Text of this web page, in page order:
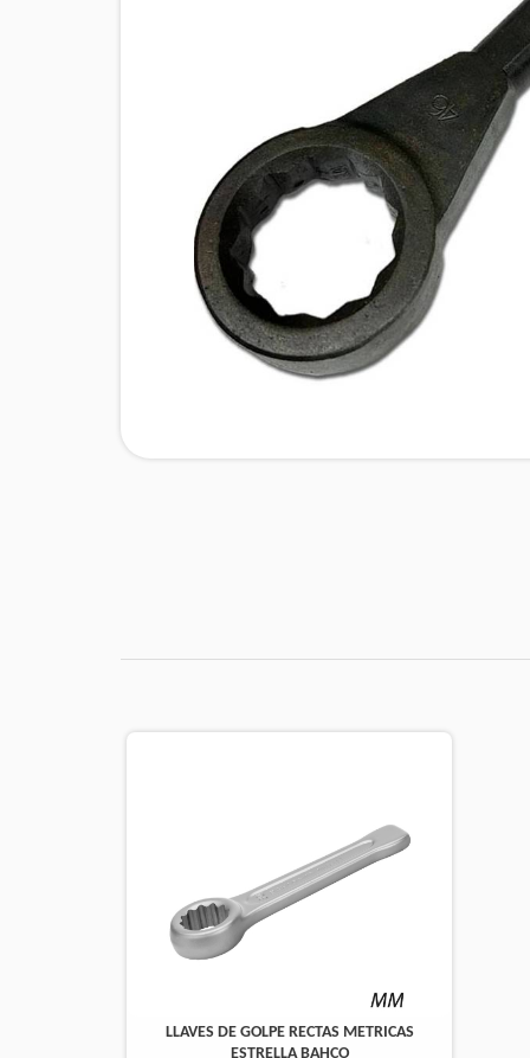
LLAVES DE GOLPE RECTAS METRICAS
ESTRELLA BAHCO